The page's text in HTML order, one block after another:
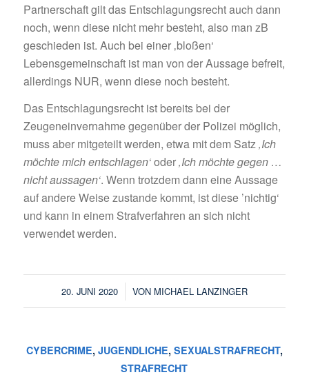
Partnerschaft gilt das Entschlagungsrecht auch dann
noch, wenn diese nicht mehr besteht, also man zB
geschieden ist. Auch bei einer ‚bloßen‘
Lebensgemeinschaft ist man von der Aussage befreit,
allerdings NUR, wenn diese noch besteht.
Das Entschlagungsrecht ist bereits bei der
Zeugeneinvernahme gegenüber der Polizei möglich,
muss aber mitgeteilt werden, etwa mit dem Satz‚Ich
möchte mich entschlagen‘oder‚Ich möchte gegen …
nicht aussagen‘. Wenn trotzdem dann eine Aussage
auf andere Weise zustande kommt, ist diese ’nichtig‘
und kann in einem Strafverfahren an sich nicht
verwendet werden.
20. JUNI 2020
/ VON MICHAEL LANZINGER
CYBERCRIME, JUGENDLICHE, SEXUALSTRAFRECHT,
STRAFRECHT